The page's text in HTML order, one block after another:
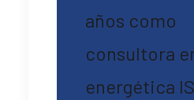
años como
consultora
energética